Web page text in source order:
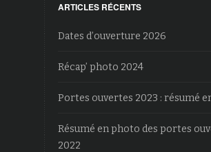
ARTICLES RÉCENTS
Dates d’ouverture 2026
Récap’ photo 2024
Portes ouvertes 2023 : résumé
Résumé en photo des portes
2022